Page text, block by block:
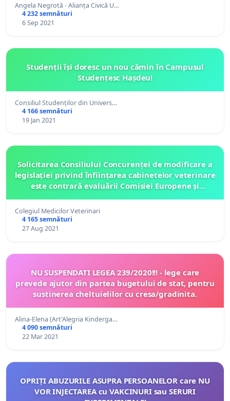
Angela Negrotă - Alianța Civică U…
4 232 semnături
6 Sep 2021
Studenții își doresc un nou cămin în Campusul
Studențesc Hașdeu!
Consiliul Studenților din Univers…
4 166 semnături
19 Jan 2021
Solicitarea Consiliului Concurenței de modificare a
legislației privind înființarea cabinetelor veterinare
este contrară evaluării Comisiei Europene și
Colegiul Medicilor Veterinari
4 165 semnături
27 Aug 2021
NU SUSPENDATI LEGEA 239/2020!!! - lege care
prevede ajutor din partea bugetului de stat, pentru
sustinerea cheltuielilor cu cresa/gradinita.
Alina-Elena (Art'Alegria Kinderga…
4 090 semnături
22 Mar 2021
OPRIȚI ABUZURILE ASUPRA PERSOANELOR care NU
VOR INJECTAREA cu VAKCINURI sau SERURI